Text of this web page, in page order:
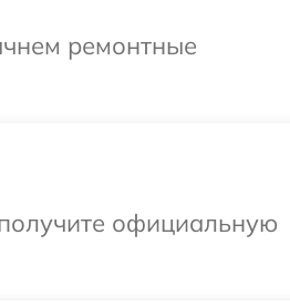
ремонтные
официальную